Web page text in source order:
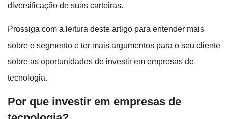
diversificação de suas carteiras.
Prossiga com a leitura deste artigo para entender mais
sobre o segmento e ter mais argumentos para o seu cliente
sobre as oportunidades de investir em empresas de
tecnologia.
Por que investir em empresas de